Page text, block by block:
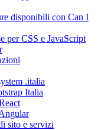
disponibili con Can I
per CSS e JavaScript
.italia
Italia
sito e servizi